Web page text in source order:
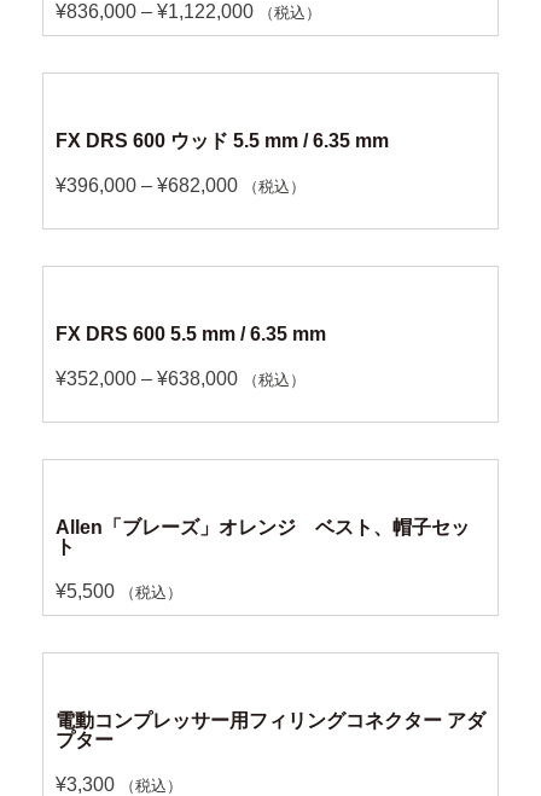
¥836,000 – ¥1,122,000 （税込）
FX DRS 600 ウッド 5.5 mm / 6.35 mm
¥396,000 – ¥682,000 （税込）
FX DRS 600 5.5 mm / 6.35 mm
¥352,000 – ¥638,000 （税込）
Allen「ブレーズ」オレンジ ベスト、帽子セッ
ト
¥5,500 （税込）
電動コンプレッサー用フィリングコネクター アダ
プター
¥3,300 （税込）